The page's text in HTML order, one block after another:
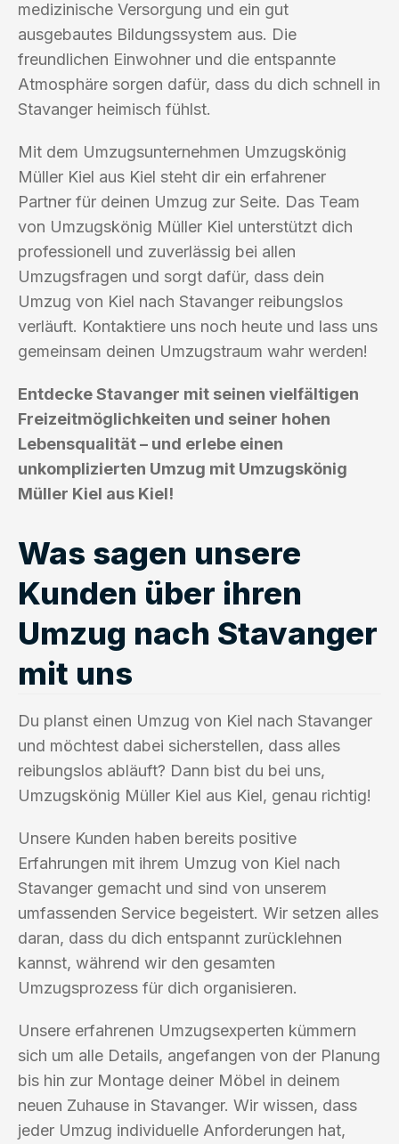
medizinische Versorgung und ein gut
ausgebautes Bildungssystem aus. Die
freundlichen Einwohner und die entspannte
Atmosphäre sorgen dafür, dass du dich schnell in
Stavanger heimisch fühlst.
Mit dem Umzugsunternehmen Umzugskönig
Müller Kiel aus Kiel steht dir ein erfahrener
Partner für deinen Umzug zur Seite. Das Team
von Umzugskönig Müller Kiel unterstützt dich
professionell und zuverlässig bei allen
Umzugsfragen und sorgt dafür, dass dein
Umzug von Kiel nach Stavanger reibungslos
verläuft. Kontaktiere uns noch heute und lass uns
gemeinsam deinen Umzugstraum wahr werden!
Entdecke Stavanger mit seinen vielfältigen
Freizeitmöglichkeiten und seiner hohen
Lebensqualität – und erlebe einen
unkomplizierten Umzug mit Umzugskönig
Müller Kiel aus Kiel!
Was sagen unsere
Kunden über ihren
Umzug nach Stavanger
mit uns
Du planst einen Umzug von Kiel nach Stavanger
und möchtest dabei sicherstellen, dass alles
reibungslos abläuft? Dann bist du bei uns,
Umzugskönig Müller Kiel aus Kiel, genau richtig!
Unsere Kunden haben bereits positive
Erfahrungen mit ihrem Umzug von Kiel nach
Stavanger gemacht und sind von unserem
umfassenden Service begeistert. Wir setzen alles
daran, dass du dich entspannt zurücklehnen
kannst, während wir den gesamten
Umzugsprozess für dich organisieren.
Unsere erfahrenen Umzugsexperten kümmern
sich um alle Details, angefangen von der Planung
bis hin zur Montage deiner Möbel in deinem
neuen Zuhause in Stavanger. Wir wissen, dass
jeder Umzug individuelle Anforderungen hat,